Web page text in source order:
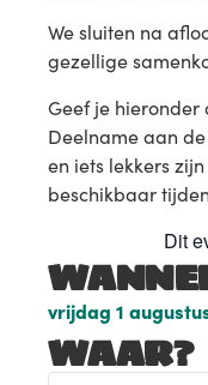
Dit
vrijdag 1
WAAR?
We sluiten na
gezellige
Geef je
Deelname aan
en iets lekkers
beschikbaar